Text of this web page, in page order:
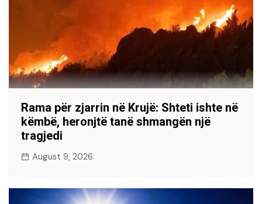
Rama për zjarrin në Krujë: Shteti ishte në
këmbë, heronjtë tanë shmangën një
tragjedi
August 9, 2026